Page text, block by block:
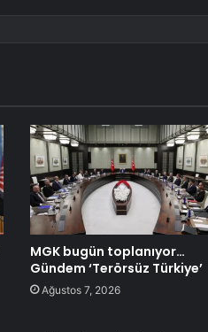
MGK bugün toplanıyor…
Gündem ‘Terörsüz Türkiye’
Ağustos 7, 2026